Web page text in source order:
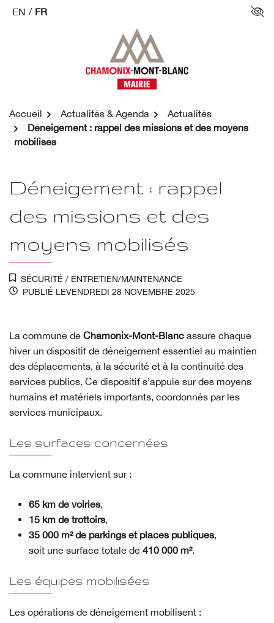
AllerEN / FR
Accueil Actualités & Agenda
Actualités
Déneigement : rappel des missions et des moyens
mobilisés
Déneigement : rappel
des missions et des
moyens mobilisés
SÉCURITÉ / ENTRETIEN/MAINTENANCE
PUBLIÉ LEVENDREDI 28 NOVEMBRE 2025
La commune de Chamonix-Mont-Blanc assure chaque
hiver un dispositif de déneigement essentiel au maintien
des déplacements, à la sécurité et à la continuité des
services publics. Ce dispositif s’appuie sur des moyens
humains et matériels importants, coordonnés par les
services municipaux.
Les surfaces concernées
La commune intervient sur :
65 km de voiries,
15 km de trottoirs,
35 000 m² de parkings et places publiques,
soit une surface totale de 410 000 m².
Les équipes mobilisées
Les opérations de déneigement mobilisent :